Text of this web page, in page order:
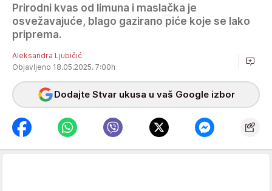
Prirodni kvas od limuna i maslačka je
osvežavajuće, blago gazirano piće koje se lako
priprema.
Aleksandra Ljubičić
Objavljeno 18.05.2025. 7:00h
Dodajte Stvar ukusa u vaš Google izbor